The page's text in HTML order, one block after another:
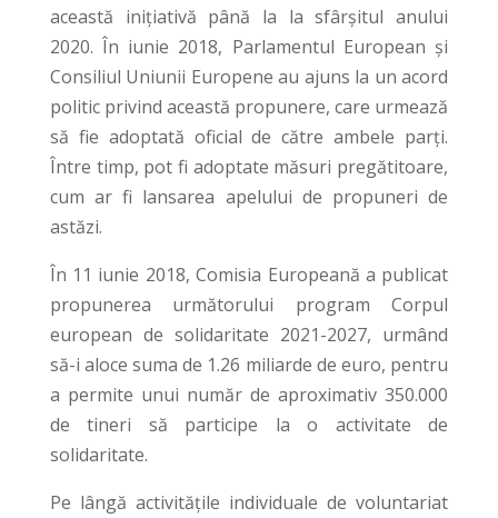
această inițiativă până la la sfârșitul anului
2020. În iunie 2018, Parlamentul European și
Consiliul Uniunii Europene au ajuns la un acord
politic privind această propunere, care urmează
să fie adoptată oficial de către ambele parți.
Între timp, pot fi adoptate măsuri pregătitoare,
cum ar fi lansarea apelului de propuneri de
astăzi.
În 11 iunie 2018, Comisia Europeană a publicat
propunerea următorului program Corpul
european de solidaritate 2021-2027, urmând
să-i aloce suma de 1.26 miliarde de euro, pentru
a permite unui număr de aproximativ 350.000
de tineri să participe la o activitate de
solidaritate.
Pe lângă activitățile individuale de voluntariat